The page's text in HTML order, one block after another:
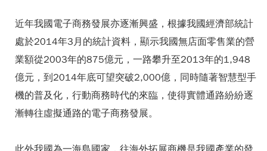
近年我國電子商務發展亦逐漸興盛，根據我國經濟部統計
處於2014年3月的統計資料，顯示我國無店面零售業的營
業額從2003年的875億元，一路攀升至2013年的1,948
億元，到2014年底可望突破2,000億，同時隨著智慧型手
機的普及化，行動商務時代的來臨，使得實體通路紛紛逐
漸轉往虛擬通路的電子商務發展。